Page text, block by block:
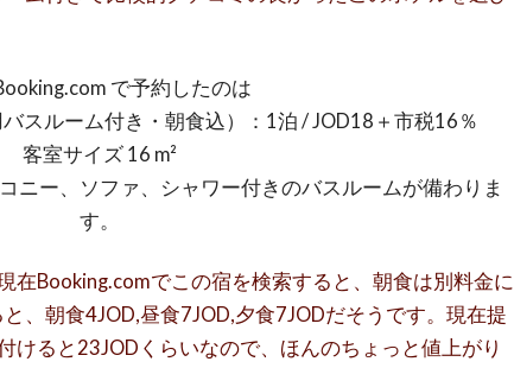
で予約したのは
スルーム付き・朝食込）：1泊 / JOD18＋市税16％
客室サイズ 16 m²
ニー、ソファ、シャワー付きのバスルームが備わりま
す。
在Booking.comでこの宿を検索すると、朝食は別料金に
、朝食4JOD,昼食7JOD,夕食7JODだそうです。現在提
けると23JODくらいなので、ほんのちょっと値上がり